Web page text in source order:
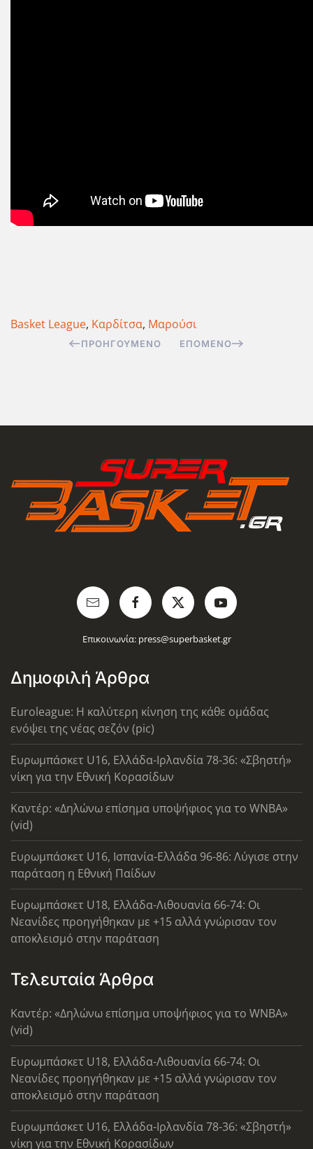
Basket League, Καρδίτσα, Μαρούσι
ΠΡΟΗΓΟΎΜΕΝΟ ΕΠΌΜΕΝΟ
Επικοινωνία: press@superbasket.gr
Δημοφιλή Άρθρα
Euroleague: Η καλύτερη κίνηση της κάθε ομάδας
ενόψει της νέας σεζόν (pic)
Ευρωμπάσκετ U16, Ελλάδα-Ιρλανδία 78-36: «Σβηστή»
νίκη για την Εθνική Κορασίδων
Καντέρ: «Δηλώνω επίσημα υποψήφιος για το WNBA»
(vid)
Ευρωμπάσκετ U16, Ισπανία-Ελλάδα 96-86: Λύγισε στην
παράταση η Εθνική Παίδων
Ευρωμπάσκετ U18, Ελλάδα-Λιθουανία 66-74: Οι
Νεανίδες προηγήθηκαν με +15 αλλά γνώρισαν τον
αποκλεισμό στην παράταση
Τελευταία Άρθρα
Καντέρ: «Δηλώνω επίσημα υποψήφιος για το WNBA»
(vid)
Ευρωμπάσκετ U18, Ελλάδα-Λιθουανία 66-74: Οι
Νεανίδες προηγήθηκαν με +15 αλλά γνώρισαν τον
αποκλεισμό στην παράταση
Ευρωμπάσκετ U16, Ελλάδα-Ιρλανδία 78-36: «Σβηστή»
νίκη για την Εθνική Κορασίδων